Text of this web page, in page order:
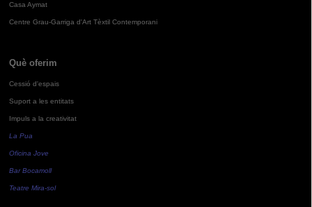
Casa Aymat
Centre Grau-Garriga d'Art Tèxtil Contemporani
Què oferim
Cessió d'espais
Suport a les entitats
Impuls a la creativitat
La Pua
Oficina Jove
Bar Bocamoll
Teatre Mira-sol